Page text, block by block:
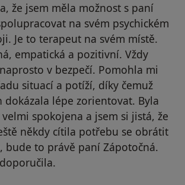
že jsem měla možnost s paní
na svém psychickém
Je to terapeut na svém místě.
empatická a pozitivní. Vždy
v bezpečí. Pomohla mi
situací a potíží, díky čemuž
dokázala lépe zorientovat. Byla
spokojena a jsem si jistá, že
někdy cítila potřebu se obrátit
bude to právě paní Zápotočná.